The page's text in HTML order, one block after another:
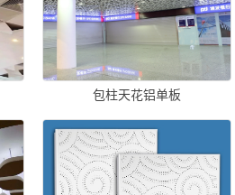
包柱天花铝单板